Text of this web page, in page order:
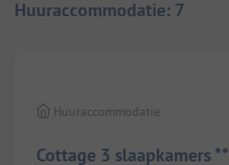
Huuraccommodatie: 7
Cottage 3 slaapkamers **
Huuraccommodatie